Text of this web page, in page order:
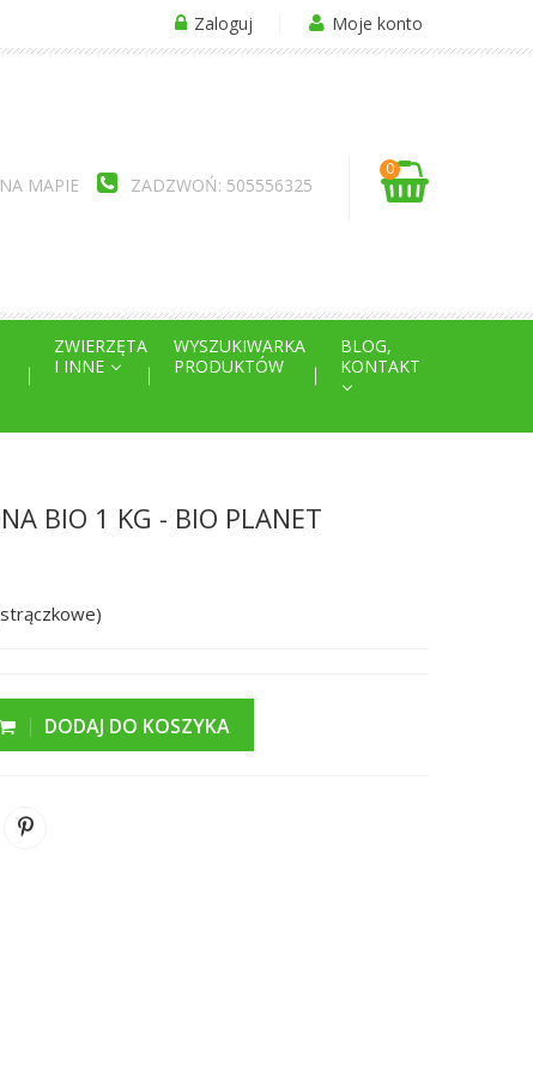
Zaloguj Moje konto
MAPIE ZADZWOŃ: 505556325
0
ZWIERZĘTA
I INNE
WYSZUKIWARKA
PRODUKTÓW
BLOG,
KONTAKT
BIO 1 KG - BIO PLANET
DODAJ DO KOSZYKA